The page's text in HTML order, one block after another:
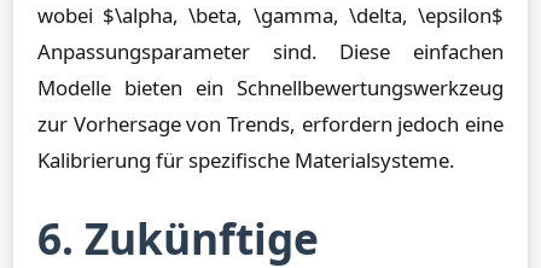
wobei $\alpha, \beta, \gamma, \delta, \epsilon$
Anpassungsparameter sind. Diese einfachen
Modelle bieten ein Schnellbewertungswerkzeug
zur Vorhersage von Trends, erfordern jedoch eine
Kalibrierung für spezifische Materialsysteme.
6. Zukünftige